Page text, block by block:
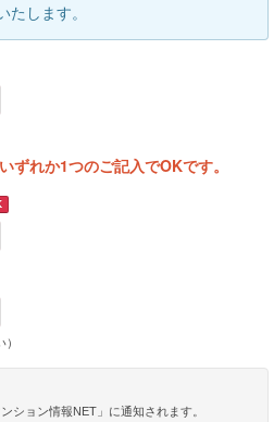
します。
ずれか1つのご記入でOKです。
ション情報NET」に通知されます。